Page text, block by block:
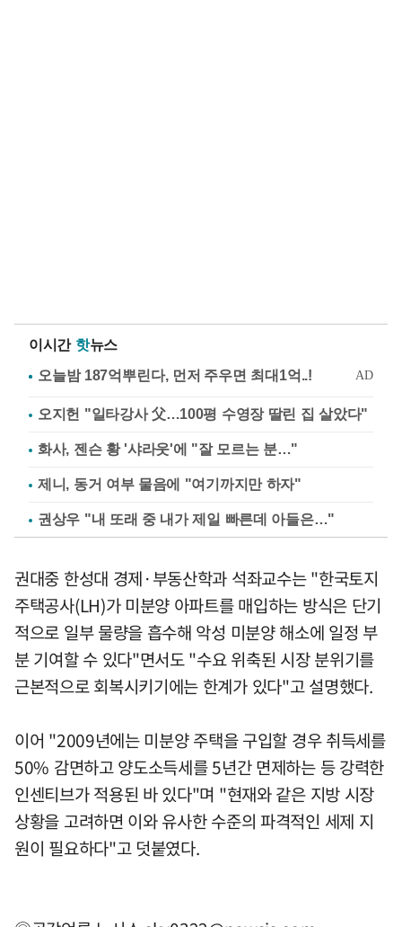
이시간 핫뉴스
오지헌 "일타강사 父…100평 수영장 딸린 집 살았다"
화사, 젠슨 황 '샤라웃'에 "잘 모르는 분…"
제니, 동거 여부 물음에 "여기까지만 하자"
권상우 "내 또래 중 내가 제일 빠른데 아들은…"
권대중 한성대 경제·부동산학과 석좌교수는 "한국토지
주택공사(LH)가 미분양 아파트를 매입하는 방식은 단기
적으로 일부 물량을 흡수해 악성 미분양 해소에 일정 부
분 기여할 수 있다"면서도 "수요 위축된 시장 분위기를
근본적으로 회복시키기에는 한계가 있다"고 설명했다.
이어 "2009년에는 미분양 주택을 구입할 경우 취득세를
50% 감면하고 양도소득세를 5년간 면제하는 등 강력한
인센티브가 적용된 바 있다"며 "현재와 같은 지방 시장
상황을 고려하면 이와 유사한 수준의 파격적인 세제 지
원이 필요하다"고 덧붙였다.